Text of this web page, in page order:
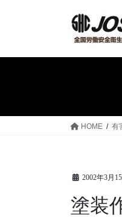
HOME 有
2002年3月
塗装